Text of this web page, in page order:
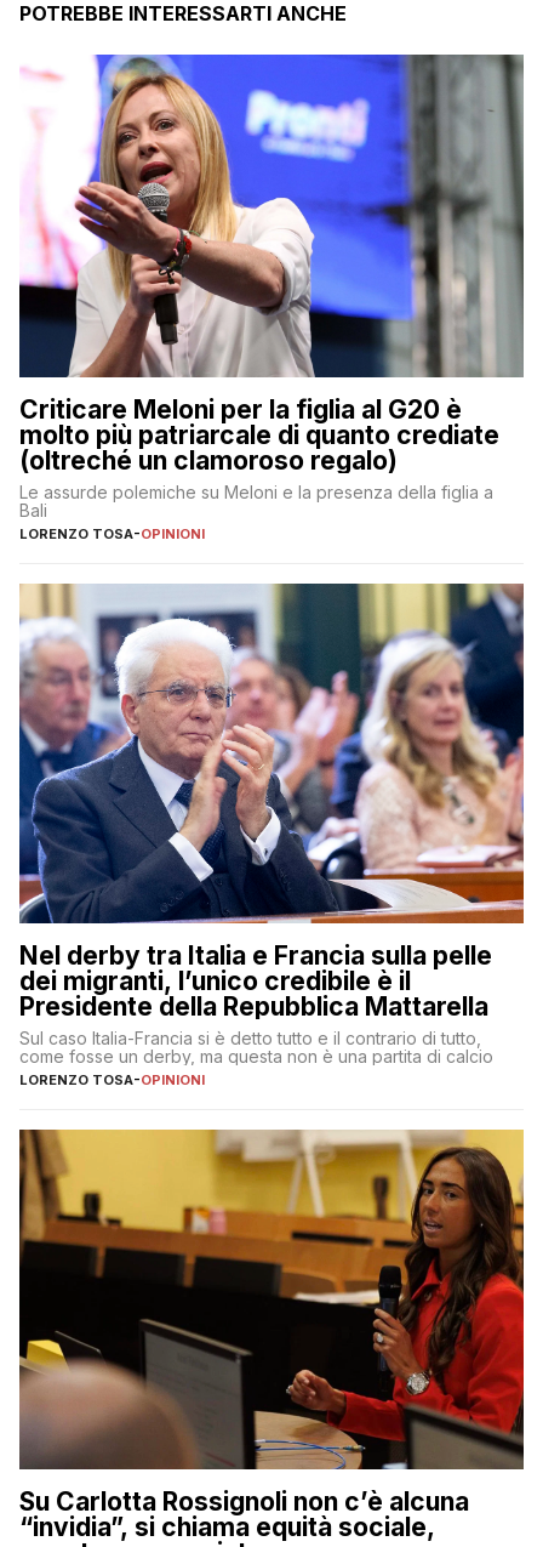
POTREBBE INTERESSARTI ANCHE
Criticare Meloni per la figlia al G20 è
molto più patriarcale di quanto crediate
(oltreché un clamoroso regalo)
Le assurde polemiche su Meloni e la presenza della figlia a
Bali
LORENZO TOSA-OPINIONI
Nel derby tra Italia e Francia sulla pelle
dei migranti, l’unico credibile è il
Presidente della Repubblica Mattarella
Sul caso Italia-Francia si è detto tutto e il contrario di tutto,
come fosse un derby, ma questa non è una partita di calcio
LORENZO TOSA-OPINIONI
Su Carlotta Rossignoli non c’è alcuna
“invidia”, si chiama equità sociale,